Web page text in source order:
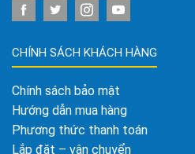
CHÍNH SÁCH KHÁCH HÀNG
Chính sách bảo mật
Hướng dẫn mua hàng
Phương thức thanh toán
Lắp đặt – vận chuyển